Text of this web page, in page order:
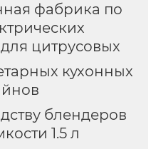
фабрика по
цитрусовых
кухонных
блендеров
1.5 л